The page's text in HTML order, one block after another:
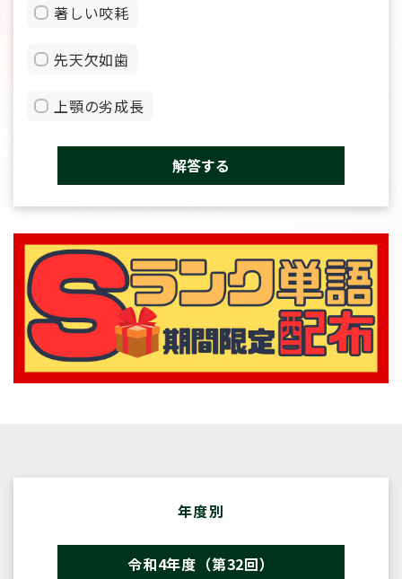
著しい咬耗
先天欠如歯
上顎の劣成長
解答する
年度別
令和4年度（第32回）